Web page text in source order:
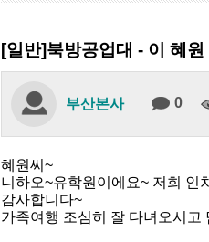
[일반]북방공업대 - 이 혜원
부산본사 0
혜원씨~
니하오~유학원이에요~ 저희 인
감사합니다~
가족여행 조심히 잘 다녀오시고